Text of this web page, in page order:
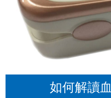
如何解讀